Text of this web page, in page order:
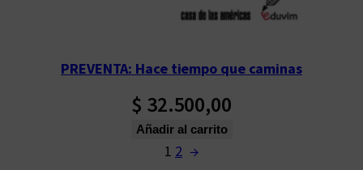
PREVENTA: Hace tiempo que caminas
$ 32.500,00
Añadir al carrito
1 2 →